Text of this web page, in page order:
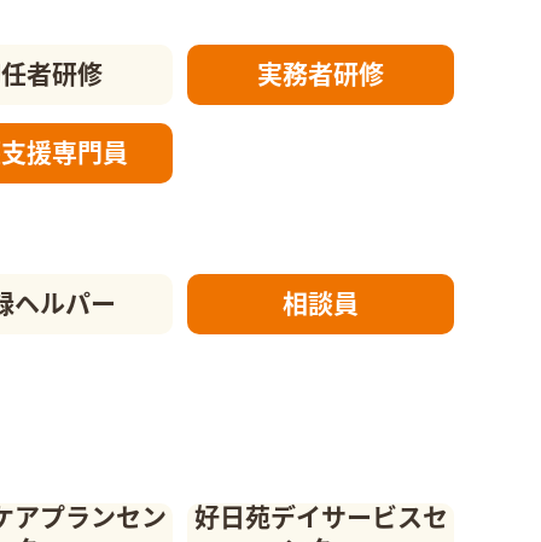
者研修 実務者研修
援専門員
ヘルパー 相談員
アプランセン
好日苑デイサービスセ